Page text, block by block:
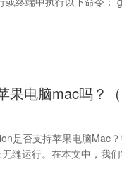
果电脑mac吗？
是否支持苹果电脑Mac
缝运行。在本文中，我